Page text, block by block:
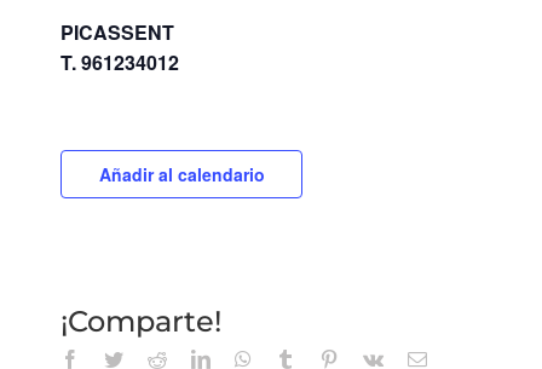
PICASSENT
T. 961234012
Añadir al calendario
¡Comparte!
Facebook
TwitterRedditLinkedInWhatsApp
Tumblr Pinterest
Vk
Correo